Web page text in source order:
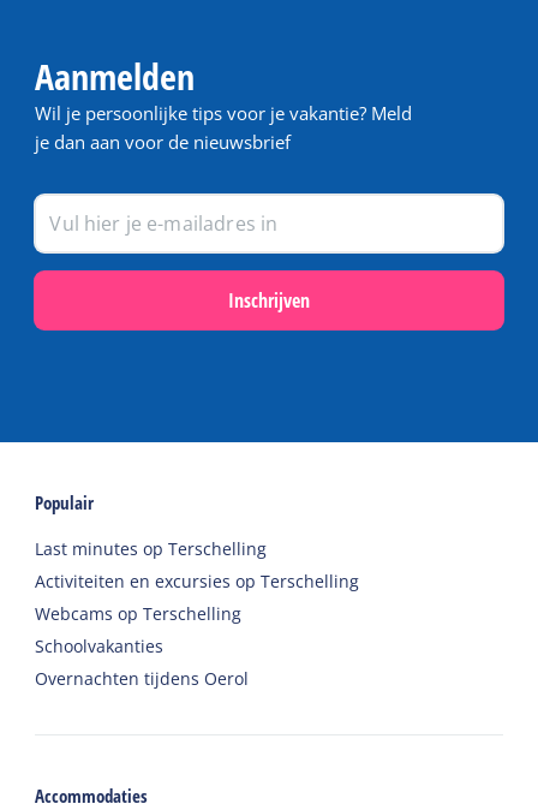
Aanmelden
Wil je persoonlijke tips voor je vakantie? Meld
je dan aan voor de nieuwsbrief
Inschrijven
Populair
Last minutes op Terschelling
Activiteiten en excursies op Terschelling
Webcams op Terschelling
Schoolvakanties
Overnachten tijdens Oerol
Accommodaties